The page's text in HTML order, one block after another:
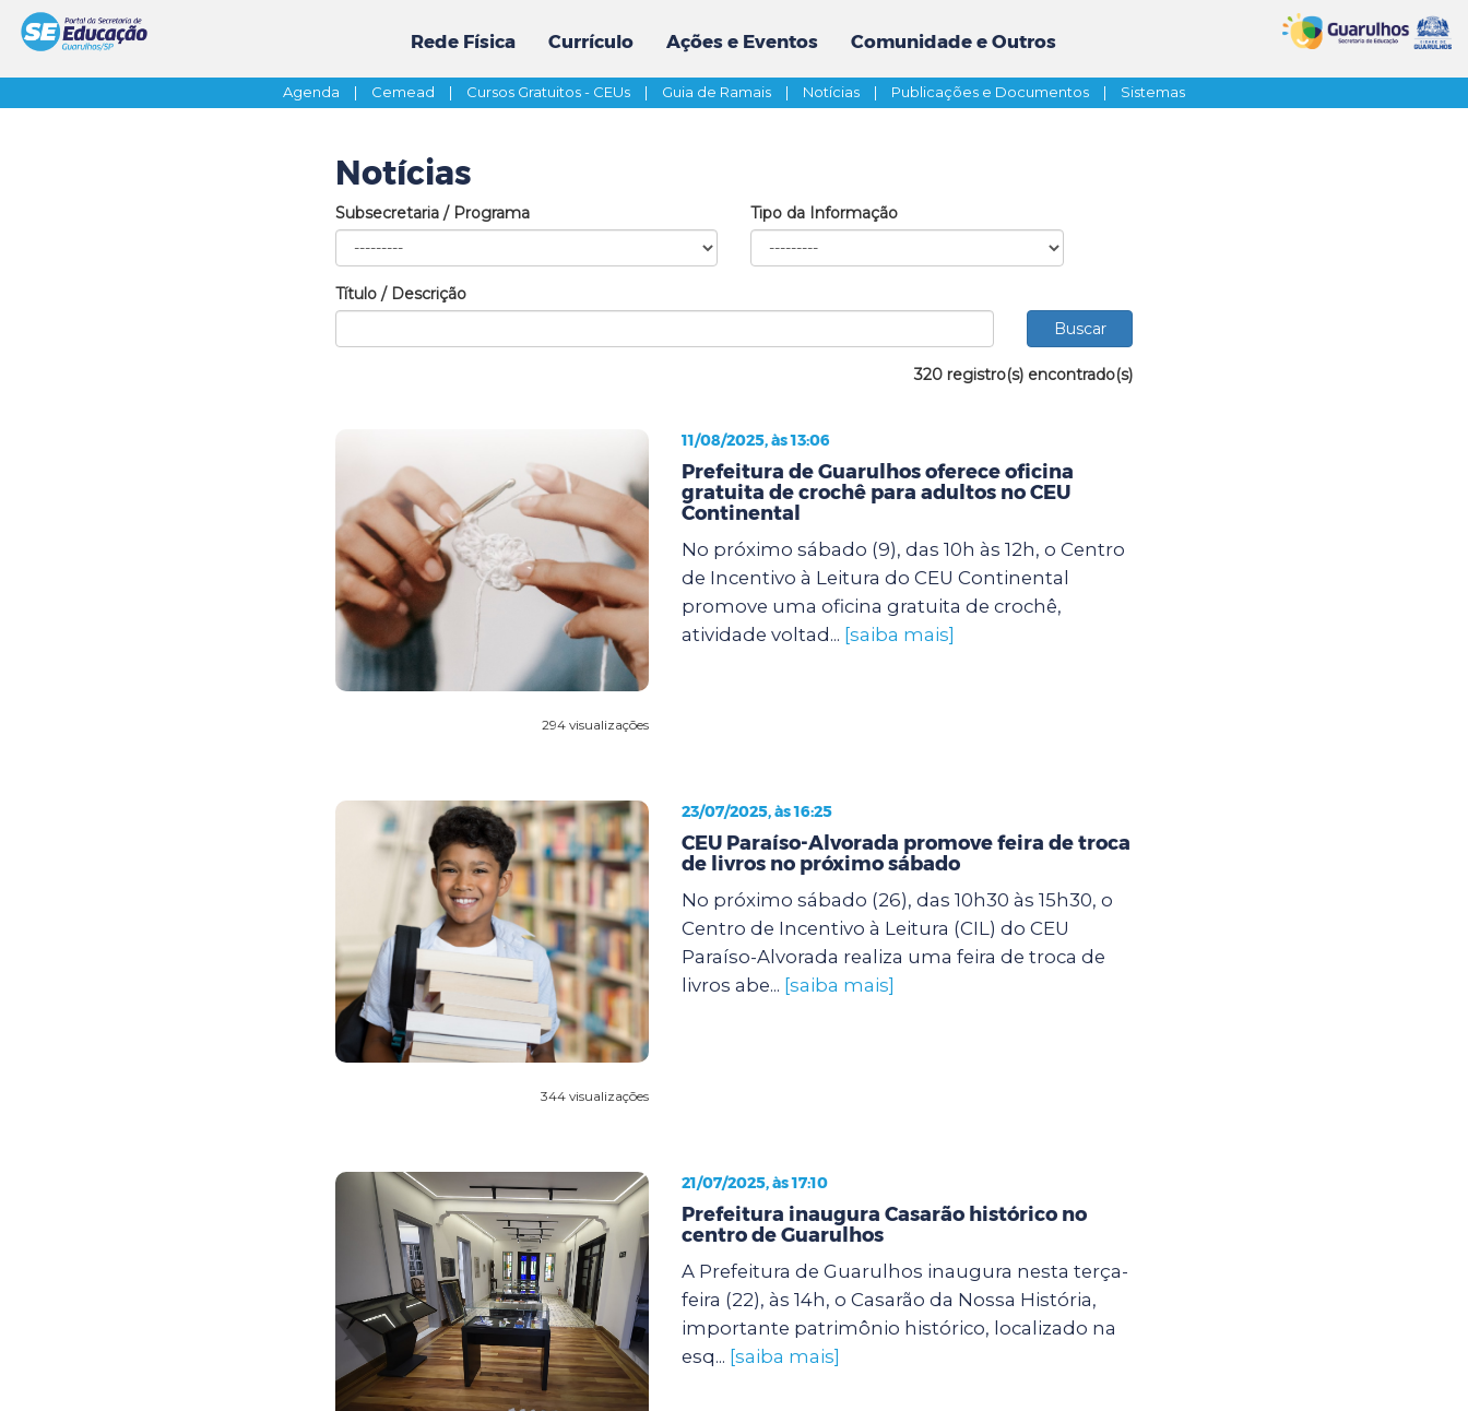
Rede Física Currículo Ações e Eventos Comunidade e Outros
Agenda | Cemead | Cursos Gratuitos - CEUs | Guia de Ramais | Notícias | Publicações e Documentos | Sistemas
Notícias
Subsecretaria / Programa Tipo da Informação
Título / Descrição
320 registro(s) encontrado(s)
294 visualizações
11/08/2025, às 13:06
Prefeitura de Guarulhos oferece oficina
gratuita de crochê para adultos no CEU
Continental
No próximo sábado (9), das 10h às 12h, o Centro
de Incentivo à Leitura do CEU Continental
promove uma oficina gratuita de crochê,
atividade voltad... [saiba mais]
344 visualizações
23/07/2025, às 16:25
CEU Paraíso-Alvorada promove feira de troca
de livros no próximo sábado
No próximo sábado (26), das 10h30 às 15h30, o
Centro de Incentivo à Leitura (CIL) do CEU
Paraíso-Alvorada realiza uma feira de troca de
livros abe... [saiba mais]
21/07/2025, às 17:10
Prefeitura inaugura Casarão histórico no
centro de Guarulhos
A Prefeitura de Guarulhos inaugura nesta terça-
feira (22), às 14h, o Casarão da Nossa História,
importante patrimônio histórico, localizado na
esq... [saiba mais]